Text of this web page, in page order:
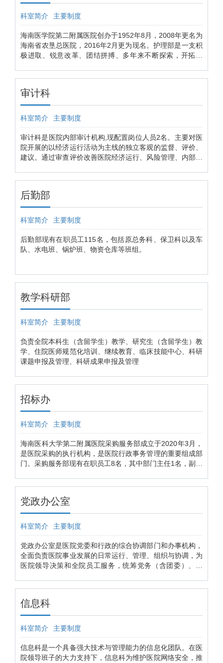
科室简介 主要制度
海南医学院第二附属医院创办于1952年8月，2008年更名为
海南省农垦总医院，2016年2月更为现名。护理部是一支积
极进取、锐意改革、团结拼搏、多年来不断探索，开拓创
审计科
科室简介 主要制度
审计科是医院内部审计机构,现配置岗位人员2名。主要对医
院开展的以经济运行活动为主线的独立客观的监督、评价、
建议。通过审查评价改善医院经济运行、风险管理、内部控
后勤部
科室简介 主要制度
后勤部现有在职员工115名，包括原总务科、保卫科以及车
队、水电班、锅炉班、物资仓库等班组。
教学科研部
科室简介 主要制度
负责全院本科生（含留学生）教学、研究生（含留学生）教
学、住院医师规范化培训、继续教育、临床技能中心、科研
课题申报及管理、科研成果申报及管理
招标办
科室简介 主要制度
海南医科大学第二附属医院采购服务部成立于2020年3月，
是医院采购的执行机构，是医院行政事务管理的重要组成部
门。采购服务部现有在职员工8名，其中部门主任1名，副主
制定医院各采购项目的具体操作方案并组织实施。 （三）
负责组织医院内外的招投标活动。 （四）负责签订采购合
同。 （五）负责部门内采购人员的业务培训与教育。
党政办公室
科室简介 主要制度
党政办公室是医院党委和行政的综合协调部门和办事机构，
全面负责医院事业发展的日常运行、管理、组织与协调，为
医院领导决策和全院员工服务，统筹党务（含团委）、院
坚持“首问负责、一次告知、马上就办、岗位互补”工作方
法。 三、工作模式 探索“每周一学习、每月一总结、半年一
培训、年终一回顾”的工作模式。 四、工作原则 树立“办事
联系电话 院长办公室：66802010 党委办公室（宣传科）：
66802148
信息科
科室简介 主要制度
信息科是一个具备强大技术与管理能力的信息化团队。在医
院领导班子的大力支持下，信息科为维护医院网络安全，推